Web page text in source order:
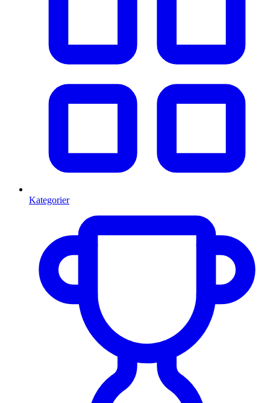
Kategorier